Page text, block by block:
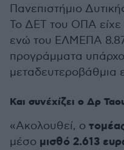
Πανεπιστήμιο
Το ΔΕΤ του ΟΠΑ είχε
ενώ του ΕΛΜΕΠΑ
προγράμματα
μεταδευτεροβάθμια
Και συνέχίζει ο Δρ
«Ακολουθεί, ο
μέσο μισθό 2.613